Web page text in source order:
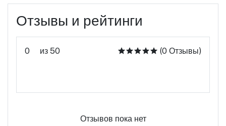
Отзывы и рейтинги
0 из 50 (0 Отзывы)
Отзывов пока нет